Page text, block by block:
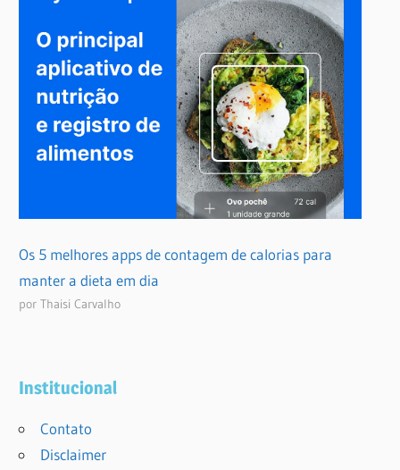
Os 5 melhores apps de contagem de calorias para
manter a dieta em dia
por Thaisi Carvalho
Institucional
Contato
Disclaimer